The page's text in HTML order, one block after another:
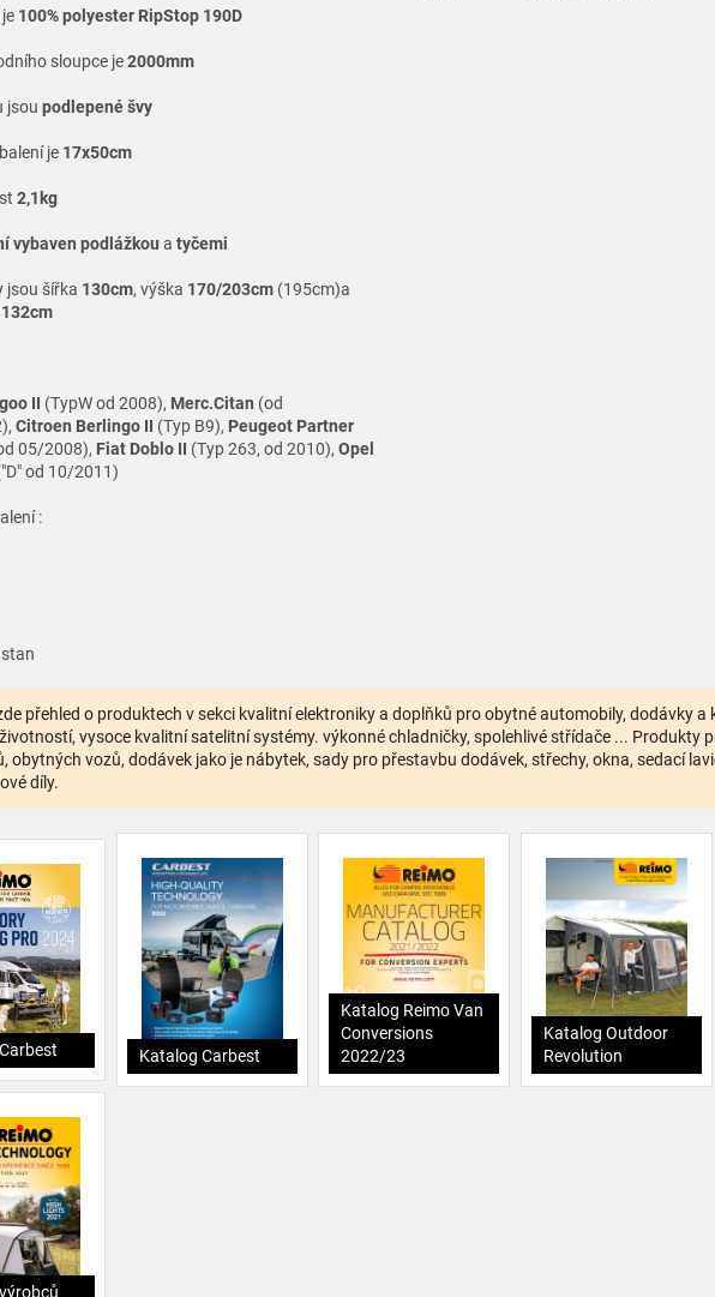
100% polyester RipStop 190D
sloupce je2000mm
jsou podlepené švy
je 17x50cm
2,1kg
vybaven podlážkou a tyčemi
jsou šířka 130cm, výška 170/203cm (195cm)a
132cm
II (TypW od 2008), Merc.Citan (od
Citroen Berlingo II (Typ B9), Peugeot Partner
05/2008), Fiat Doblo II (Typ 263, od 2010), Opel
od 10/2011)
:
přehled o produktech v sekci kvalitní elektroniky a doplňků pro obytné automobily, dodávky a
vysoce kvalitní satelitní systémy. výkonné chladničky, spolehlivé střídače ... Produkty
obytných vozů, dodávek jako je nábytek, sady pro přestavbu dodávek, střechy, okna, sedací
díly.
Katalog Carbest
Katalog Reimo Van
Conversions
2022/23
Katalog Outdoor
Revolution